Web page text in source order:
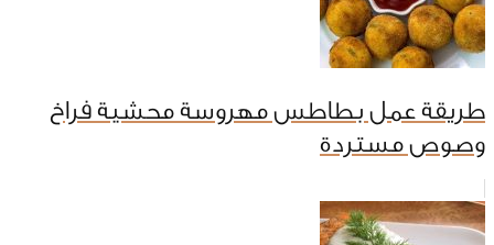
طريقة عمل بطاطس مهروسة محشية فراخ
وصوص مستردة